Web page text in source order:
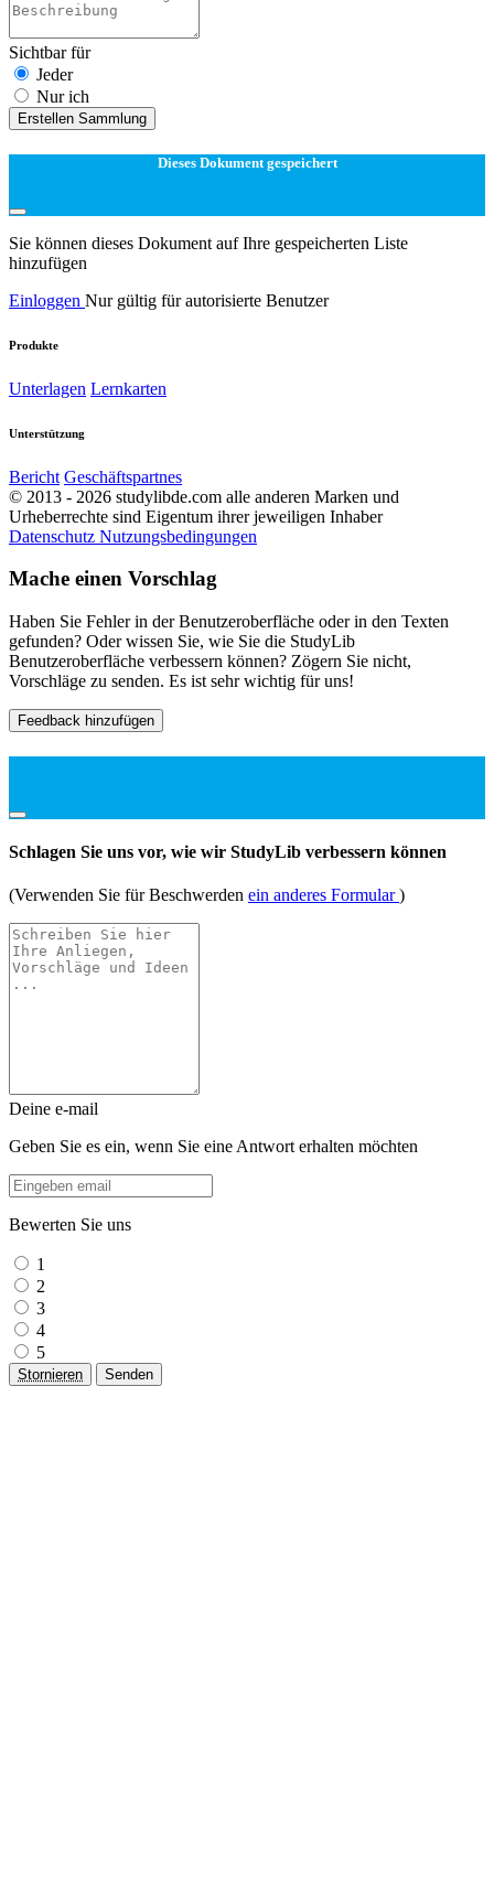
Sichtbar für
Jeder
Nur ich
Erstellen Sammlung
Dieses Dokument gespeichert
Sie können dieses Dokument auf Ihre gespeicherten Liste
hinzufügen
Einloggen Nur gültig für autorisierte Benutzer
Produkte
Unterlagen Lernkarten
Unterstützung
Bericht Geschäftspartnes
© 2013 - 2026 studylibde.com alle anderen Marken und
Urheberrechte sind Eigentum ihrer jeweiligen Inhaber
Datenschutz Nutzungsbedingungen
Mache einen Vorschlag
Haben Sie Fehler in der Benutzeroberfläche oder in den Texten
gefunden? Oder wissen Sie, wie Sie die StudyLib
Benutzeroberfläche verbessern können? Zögern Sie nicht,
Vorschläge zu senden. Es ist sehr wichtig für uns!
Feedback hinzufügen
Schlagen Sie uns vor, wie wir StudyLib verbessern können
(Verwenden Sie für Beschwerden ein anderes Formular)
Deine e-mail
Geben Sie es ein, wenn Sie eine Antwort erhalten möchten
Bewerten Sie uns
1
2
3
4
5
Stornieren Senden